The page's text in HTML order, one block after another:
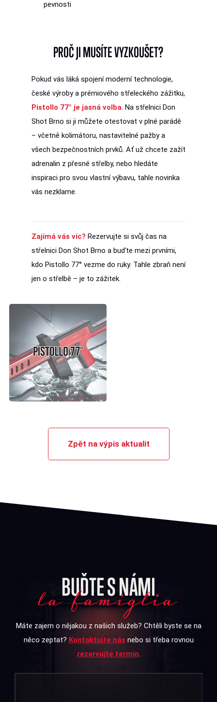
pevnosti
PROČ JI MUSÍTE VYZKOUŠET?
Pokud vás láká spojení moderní technologie,
české výroby a prémiového střeleckého zážitku,
Pistollo 77° je jasná volba. Na střelnici Don
Shot Brno si ji můžete otestovat v plné parádě
– včetně kolimátoru, nastavitelné pažby a
všech bezpečnostních prvků. Ať už chcete zažít
adrenalin z přesné střelby, nebo hledáte
inspiraci pro svou vlastní výbavu, tahle novinka
vás nezklame.
Zajímá vás víc? Rezervujte si svůj čas na
střelnici Don Shot Brno a buďte mezi prvními,
kdo Pistollo 77° vezme do ruky. Tahle zbraň není
jen o střelbě – je to zážitek.
Zpět na výpis aktualit
BUĎTE S NÁMI
la famiglia
Máte zajem o nějakou z našich služeb? Chtěli byste se na
něco zeptat? Kontaktujte nás nebo si třeba rovnou
rezervujte termín.